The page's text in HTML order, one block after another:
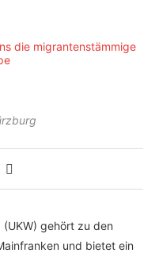
gehört zu den
und bietet ein